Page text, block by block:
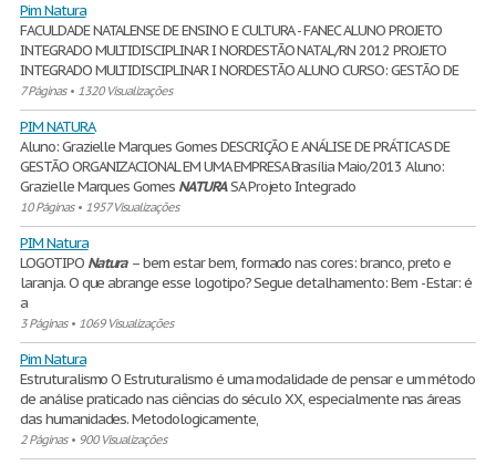
Pim Natura
FACULDADE NATALENSE DE ENSINO E CULTURA - FANEC ALUNO PROJETO
INTEGRADO MULTIDISCIPLINAR I NORDESTÃO NATAL/RN 2012 PROJETO
INTEGRADO MULTIDISCIPLINAR I NORDESTÃO ALUNO CURSO: GESTÃO DE
7 Páginas• 1320 Visualizações
PIM NATURA
Aluno: Grazielle Marques Gomes DESCRIÇÃO E ANÁLISE DE PRÁTICAS DE
GESTÃO ORGANIZACIONAL EM UMA EMPRESA Brasília Maio/2013 Aluno:
Grazielle Marques Gomes NATURASA Projeto Integrado
10 Páginas• 1957 Visualizações
PIM Natura
LOGOTIPO Natura– bem estar bem, formado nas cores: branco, preto e
laranja. O que abrange esse logotipo? Segue detalhamento: Bem - Estar: é
a
3 Páginas• 1069 Visualizações
Pim Natura
Estruturalismo O Estruturalismo é uma modalidade de pensar e um método
de análise praticado nas ciências do século XX, especialmente nas áreas
das humanidades. Metodologicamente,
2 Páginas• 900 Visualizações